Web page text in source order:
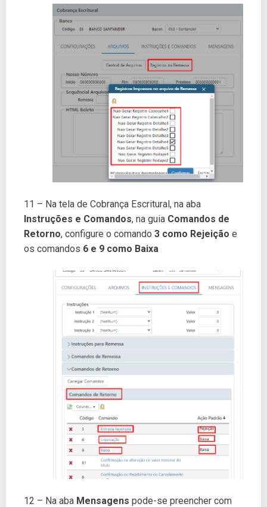
11 – Na tela de Cobrança Escritural, na aba
Instruções e Comandos, na guia Comandos de
Retorno, configure o comando 3 como Rejeição e
os comandos 6 e 9 como Baixa
12 – Na aba Mensagens pode-se preencher com